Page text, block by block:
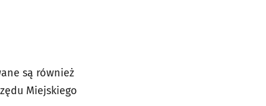
są również
Miejskiego